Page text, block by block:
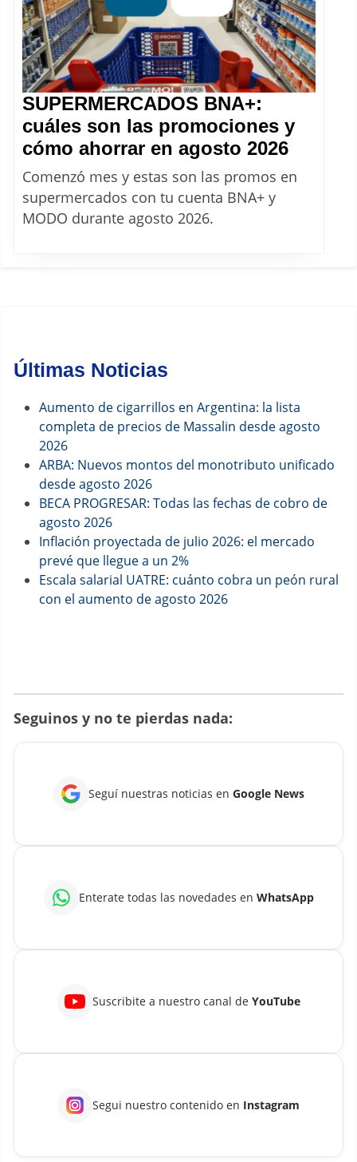
SUPERMERCADOS BNA+:
cuáles son las promociones y
cómo ahorrar en agosto 2026
BNA+:
Comenzó mes y estas son las promos en
supermercados con tu cuenta BNA+ y
MODO durante agosto 2026.
Últimas Noticias
Aumento de cigarrillos en Argentina: la lista
completa de precios de Massalin desde agosto
2026
ARBA: Nuevos montos del monotributo unificado
desde agosto 2026
BECA PROGRESAR: Todas las fechas de cobro de
agosto 2026
Inflación proyectada de julio 2026: el mercado
prevé que llegue a un 2%
Escala salarial UATRE: cuánto cobra un peón rural
con el aumento de agosto 2026
Seguinos y no te pierdas nada:
Seguí nuestras noticias en Google News
Enterate todas las novedades en WhatsApp
Suscribite a nuestro canal de YouTube
Segui nuestro contenido en Instagram